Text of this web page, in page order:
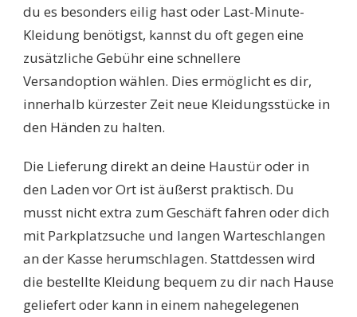
du es besonders eilig hast oder Last-Minute-
Kleidung benötigst, kannst du oft gegen eine
zusätzliche Gebühr eine schnellere
Versandoption wählen. Dies ermöglicht es dir,
innerhalb kürzester Zeit neue Kleidungsstücke in
den Händen zu halten.
Die Lieferung direkt an deine Haustür oder in
den Laden vor Ort ist äußerst praktisch. Du
musst nicht extra zum Geschäft fahren oder dich
mit Parkplatzsuche und langen Warteschlangen
an der Kasse herumschlagen. Stattdessen wird
die bestellte Kleidung bequem zu dir nach Hause
geliefert oder kann in einem nahegelegenen